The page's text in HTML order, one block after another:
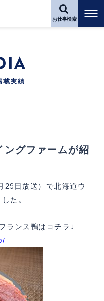
お仕事検索
載実績
ングファームが紹
日放送）で北海道ウ
た。
ランス鴨はコチラ↓